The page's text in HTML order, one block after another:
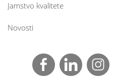
Jamstvo kvalitete
Novosti